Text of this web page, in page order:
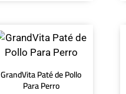
GrandVita Paté de Pollo
Para Perro